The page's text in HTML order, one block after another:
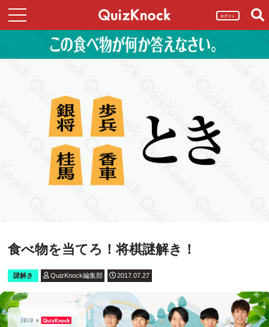
ログイン
食べ物を当てろ！将棋謎解き！
謎解き QuizKnock編集部 2017.07.27